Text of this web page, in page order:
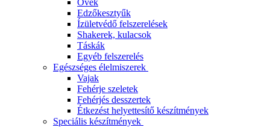
Övek
Edzőkesztyűk
Ízületvédő felszerelések
Shakerek, kulacsok
Táskák
Egyéb felszerelés
Egészséges élelmiszerek
Vajak
Fehérje szeletek
Fehérjés desszertek
Étkezést helyettesítő készítmények
Speciális készítmények